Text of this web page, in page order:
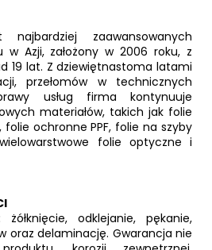
zaawansowanych
Azji, założony w 2006 roku, z
19 lat. Z dziewiętnastoma latami
przełomów w technicznych
usług firma kontynuuje
materiałów, takich jak folie
ochronne PPF, folie na szyby
folie optyczne i
odklejanie, pękanie,
oraz delaminację. Gwarancja nie